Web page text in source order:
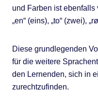
und Farben ist
„en“ (eins), „to“ (zwei),
Diese grundlegenden
für die weitere
den Lernenden, sich in
zurechtzufinden.